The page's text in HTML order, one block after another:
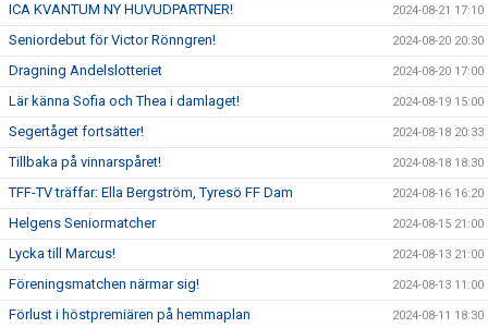
ICA KVANTUM NY HUVUDPARTNER! 2024-08-21 17:10
Seniordebut för Victor Rönngren! 2024-08-20 20:30
Dragning Andelslotteriet 2024-08-20 17:00
Lär känna Sofia och Thea i damlaget! 2024-08-19 15:00
Segertåget fortsätter! 2024-08-18 20:33
Tillbaka på vinnarspåret! 2024-08-18 18:30
TFF-TV träffar: Ella Bergström, Tyresö FF Dam 2024-08-16 16:20
Helgens Seniormatcher 2024-08-15 21:00
Lycka till Marcus! 2024-08-13 21:00
Föreningsmatchen närmar sig! 2024-08-13 11:00
Förlust i höstpremiären på hemmaplan 2024-08-11 18:30